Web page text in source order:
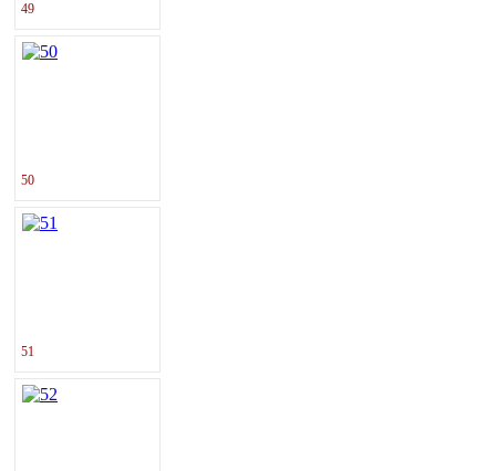
49
50
51